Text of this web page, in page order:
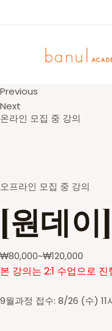
뛰
기
Previous
Next
온라인 모집 중 강의
오프라인 모집 중 강의
[원데
₩80,000~₩120,000
본 강의는 2:1 수업으로 진
9월과정 접수: 8/26 (수) 11